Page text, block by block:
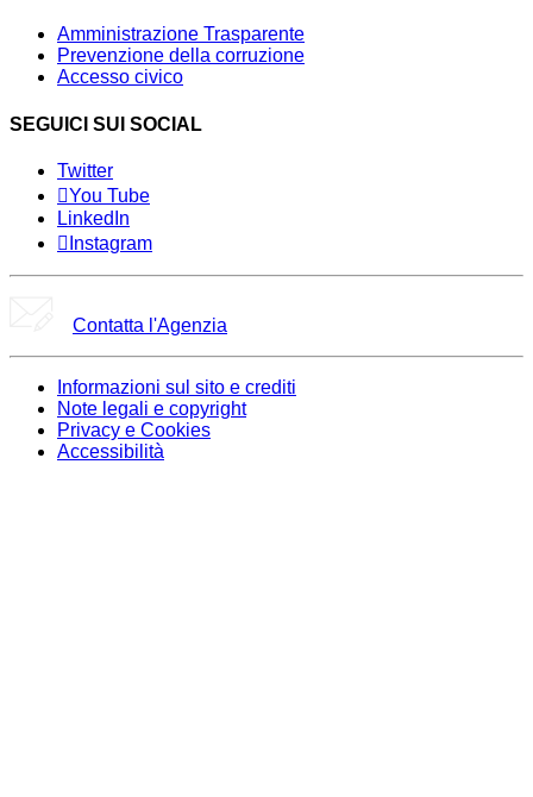
Amministrazione Trasparente
Prevenzione della corruzione
Accesso civico
SEGUICI SUI SOCIAL
Twitter
You Tube
LinkedIn
Instagram
Contatta l'Agenzia
Informazioni sul sito e crediti
Note legali e copyright
Privacy e Cookies
Accessibilità